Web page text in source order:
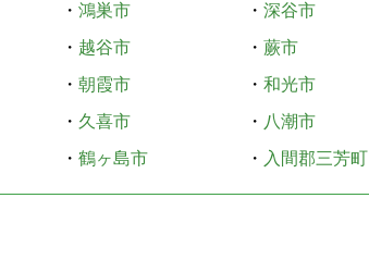
・ 鴻巣市 ・ 深谷市
・ 越谷市 ・ 蕨市
・ 朝霞市 ・ 和光市
・ 久喜市 ・ 八潮市
・ 鶴ヶ島市 ・ 入間郡三芳町